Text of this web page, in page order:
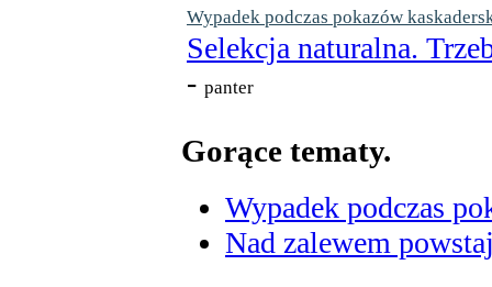
Wypadek podczas pokazów
Selekcja naturalna.
- panter
Gorące tematy.
Wypadek podczas
Nad zalewem